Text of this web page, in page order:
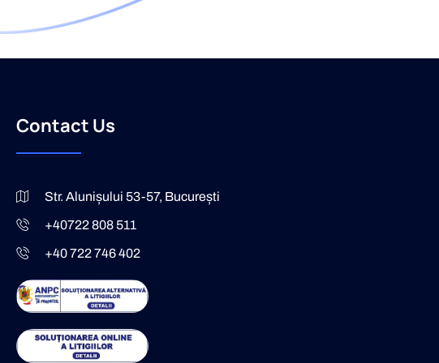
Contact Us
Str. Alunișului 53-57, București
+40722 808 511
+40 722 746 402